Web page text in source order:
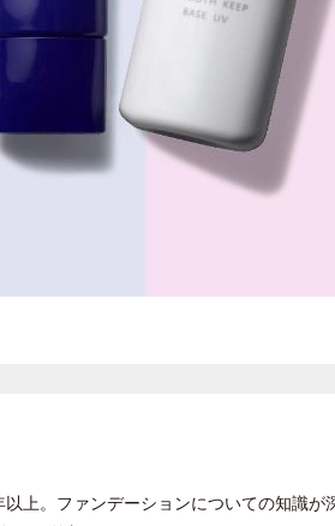
上。ファンデーションについての知識が